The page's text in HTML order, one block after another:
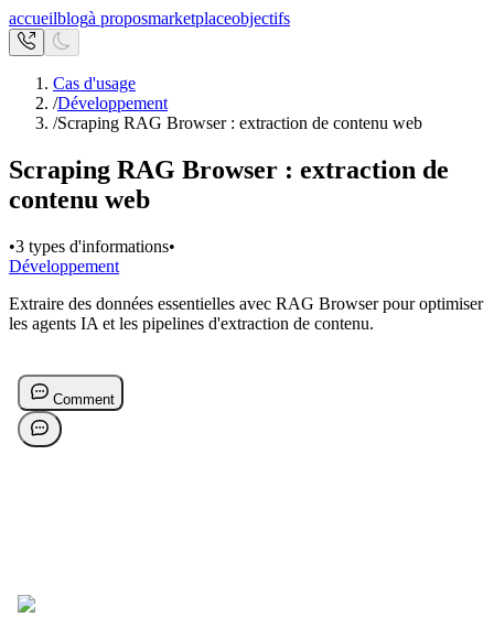
accueilblogà proposmarketplaceobjectifs
Cas d'usage
/Développement
/Scraping RAG Browser : extraction de contenu web
Scraping RAG Browser : extraction de
contenu web
•3 types d'informations•
Développement
Extraire des données essentielles avec RAG Browser pour optimiser
les agents IA et les pipelines d'extraction de contenu.